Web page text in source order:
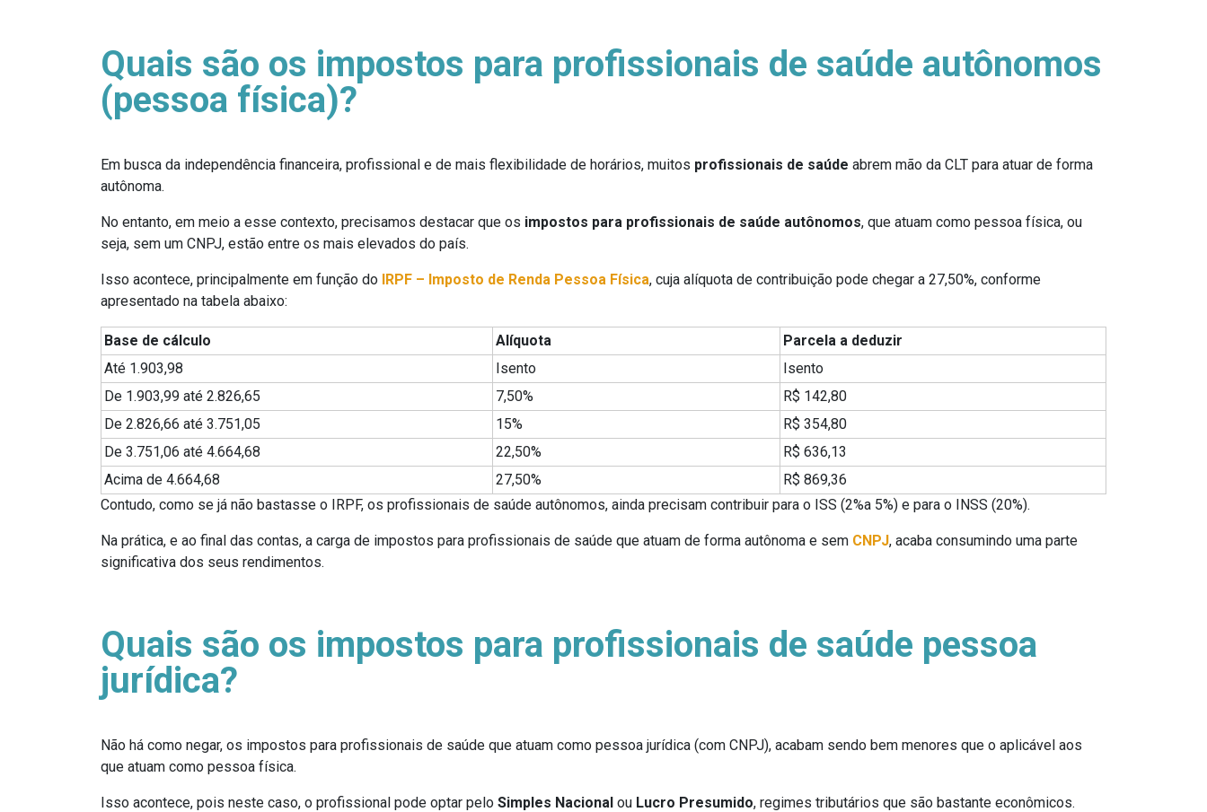
Quais são os impostos para profissionais de saúde autônomos
(pessoa física)?
Em busca da independência financeira, profissional e de mais flexibilidade de horários, muitos profissionais de saúde abrem mão da CLT para atuar de forma
autônoma.
No entanto, em meio a esse contexto, precisamos destacar que os impostos para profissionais de saúde autônomos, que atuam como pessoa física, ou
seja, sem um CNPJ, estão entre os mais elevados do país.
Isso acontece, principalmente em função do IRPF – Imposto de Renda Pessoa Física, cuja alíquota de contribuição pode chegar a 27,50%, conforme
apresentado na tabela abaixo:
Base de cálculo Alíquota
Parcela a deduzir
Até 1.903,98
Isento
Isento
De 1.903,99 até 2.826,65
7,50%
R$ 142,80
De 2.826,66 até 3.751,05
15%
R$ 354,80
De 3.751,06 até 4.664,68
22,50%
R$ 636,13
Acima de 4.664,68
27,50%
R$ 869,36
Contudo, como se já não bastasse o IRPF, os profissionais de saúde autônomos, ainda precisam contribuir para o ISS (2%a 5%) e para o INSS (20%).
Na prática, e ao final das contas, a carga de impostos para profissionais de saúde que atuam de forma autônoma e sem CNPJ, acaba consumindo uma parte
significativa dos seus rendimentos.
Quais são os impostos para profissionais de saúde pessoa
jurídica?
Não há como negar, os impostos para profissionais de saúde que atuam como pessoa jurídica (com CNPJ), acabam sendo bem menores que o aplicável aos
que atuam como pessoa física.
Isso acontece, pois neste caso, o profissional pode optar pelo Simples Nacional ou Lucro Presumido, regimes tributários que são bastante econômicos.